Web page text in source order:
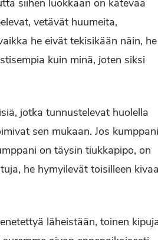
siihen luokkaan on kätevää
vetävät huumeita,
he eivät tekisikään näin, he
kuin minä, joten siksi
jotka tunnustelevat huolella
sen mukaan. Jos kumppani
on täysin tiukkapipo, on
he hymyilevät toisilleen kivaa
läheistään, toinen